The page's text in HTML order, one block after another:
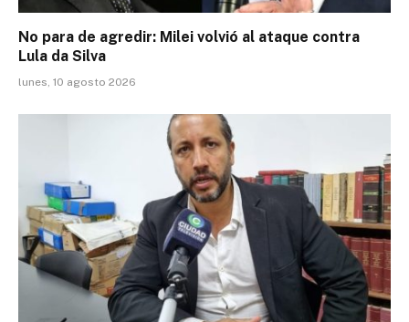
No para de agredir: Milei volvió al ataque contra
Lula da Silva
lunes, 10 agosto 2026